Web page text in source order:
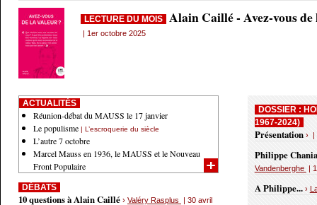
LECTURE DU MOIS Alain Caillé - Avez-vous
| 1er octobre 2025
DOSSIER :
1967-2024)
Présentation › |
Philippe
Vandenberghe |
A Philippe... ›
ACTUALITÉS
Réunion-débat du MAUSS le 17 janvier
Le populisme | L’escroquerie du siècle
L’autre 7 octobre
Marcel Mauss en 1936, le MAUSS et le Nouveau
Front Populaire
DÉBATS
10 questions à Alain Caillé › Valéry Rasplus
| 30 avril